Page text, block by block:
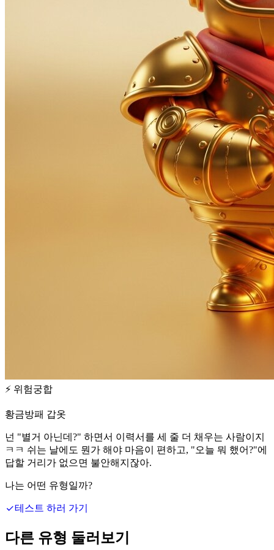
⚡ 위험궁합
황금방패 갑옷
넌 "별거 아닌데?" 하면서 이력서를 세 줄 더 채우는 사람이지
ㅋㅋ 쉬는 날에도 뭔가 해야 마음이 편하고, "오늘 뭐 했어?"에
답할 거리가 없으면 불안해지잖아.
나는 어떤 유형일까?
테스트 하러 가기
다른 유형 둘러보기